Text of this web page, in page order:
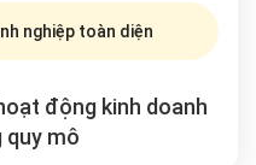
nghiệp toàn diện
động kinh doanh
quy mô